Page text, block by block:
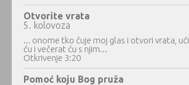
Otvorite vrata
5. kolovoza
... onome tko čuje moj glas i otvori vrata, ući
ću i večerat ću s njim...
Otkrivenje 3:20
Pomoć koju Bog pruža